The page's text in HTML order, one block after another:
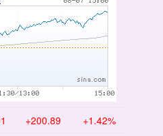
+200.89 +1.42%